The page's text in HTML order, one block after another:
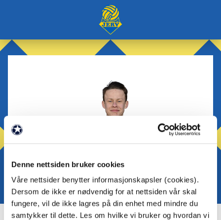
Denne nettsiden bruker cookies
Våre nettsider benytter informasjonskapsler (cookies).
Dersom de ikke er nødvendig for at nettsiden vår skal
fungere, vil de ikke lagres på din enhet med mindre du
samtykker til dette. Les om hvilke vi bruker og hvordan vi